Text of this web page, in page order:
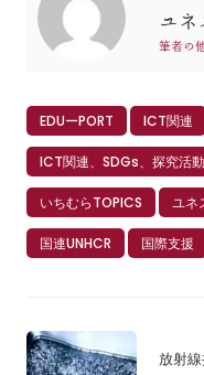
ユネ
筆者の
EDUーPORT ICT関連
ICT関連、SDGs、探究活
いちむらTOPICS ユネ
国連UNHCR 国際支援
放射